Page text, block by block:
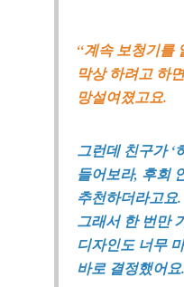
“계속 보청기를
막상 하려고 하
망설여졌고요.
그런데 친구가 ‘
들어보라, 후회
추천하더라고요.
그래서 한 번만
디자인도 너무
바로 결정했어요